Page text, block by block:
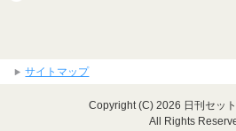
サイトマップ
Copyright (C) 2026 日刊セッ
All Rights